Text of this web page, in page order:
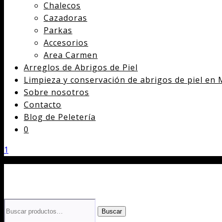
Chalecos
Cazadoras
Parkas
Accesorios
Area Carmen
Arreglos de Abrigos de Piel
Limpieza y conservación de abrigos de piel en
Sobre nosotros
Contacto
Blog de Peletería
0
1
por:
Buscar